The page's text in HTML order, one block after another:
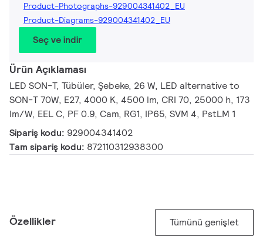
Product-Photographs-929004341402_EU
Product-Diagrams-929004341402_EU
Seç ve indir
Ürün Açıklaması
LED SON-T, Tübüler, Şebeke, 26 W, LED alternative to
SON-T 70W, E27, 4000 K, 4500 lm, CRI 70, 25000 h, 173
lm/W, EEL C, PF 0.9, Cam, RG1, IP65, SVM 4, PstLM 1
Sipariş kodu: 929004341402
Tam sipariş kodu: 872110312938300
Özellikler Tümünü genişlet